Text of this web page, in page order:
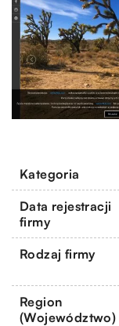
Kategoria
Data rejestracji
firmy
Rodzaj firmy
Region
(Województwo)